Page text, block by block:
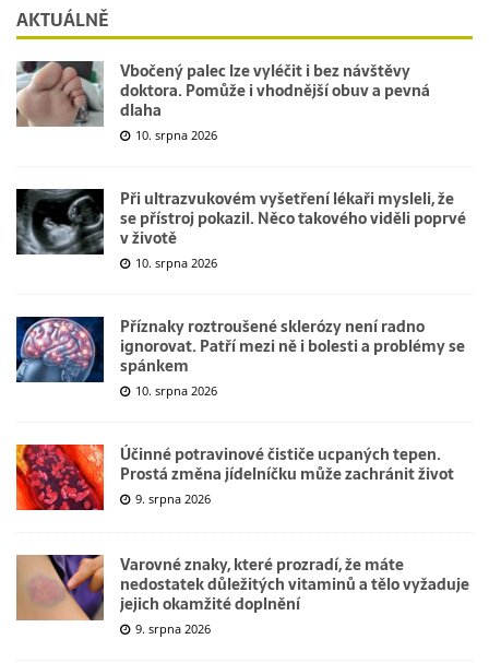
AKTUÁLNĚ
Vbočený palec lze vyléčit i bez návštěvy
doktora. Pomůže i vhodnější obuv a pevná
dlaha
10. srpna 2026
Při ultrazvukovém vyšetření lékaři mysleli, že
se přístroj pokazil. Něco takového viděli poprvé
v životě
10. srpna 2026
Příznaky roztroušené sklerózy není radno
ignorovat. Patří mezi ně i bolesti a problémy se
spánkem
10. srpna 2026
Účinné potravinové čističe ucpaných tepen.
Prostá změna jídelníčku může zachránit život
9. srpna 2026
Varovné znaky, které prozradí, že máte
nedostatek důležitých vitaminů a tělo vyžaduje
jejich okamžité doplnění
9. srpna 2026